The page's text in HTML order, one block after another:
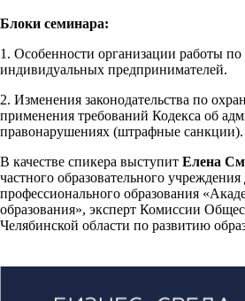
Блоки семинара:
1. Особенности организации работы по
индивидуальных предпринимателей.
2. Изменения законодательства по
применения требований Кодекса об
правонарушениях (штрафные санкции).
В качестве спикера выступит Елена
частного образовательного
профессионального образования
образования», эксперт Комиссии
Челябинской области по развитию